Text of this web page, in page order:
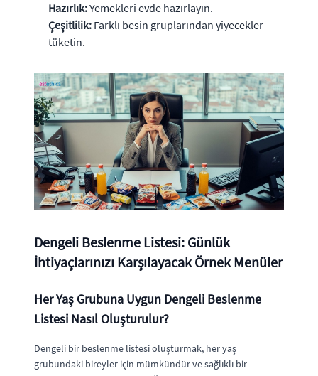
Hazırlık:Yemekleri evde hazırlayın.
Çeşitlilik: Farklı besin gruplarından yiyecekler
tüketin.
Dengeli Beslenme Listesi: Günlük
İhtiyaçlarınızı Karşılayacak Örnek Menüler
Her Yaş Grubuna Uygun Dengeli Beslenme
Listesi Nasıl Oluşturulur?
Dengeli bir beslenme listesi oluşturmak, her yaş
grubundaki bireyler için mümkündür ve sağlıklı bir